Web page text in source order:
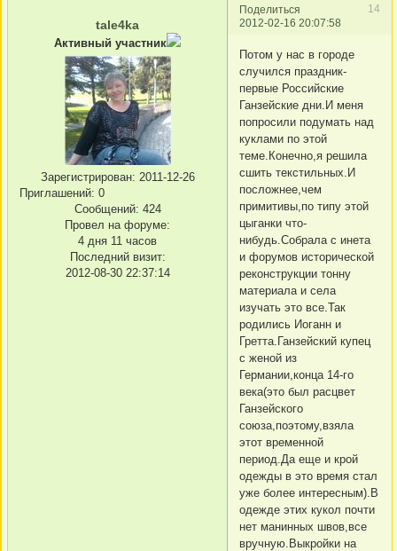
Поделиться
14
2012-02-16 20:07:58
tale4ka
Активный участник
Зарегистрирован: 2011-12-26
Приглашений: 0
Сообщений: 424
Провел на форуме:
4 дня 11 часов
Последний визит:
2012-08-30 22:37:14
Потом у нас в городе
случился праздник-
первые Российские
Ганзейские дни.И меня
попросили подумать над
куклами по этой
теме.Конечно,я решила
сшить текстильных.И
посложнее,чем
примитивы,по типу этой
цыганки что-
нибудь.Собрала с инета
и форумов исторической
реконструкции тонну
материала и села
изучать это все.Так
родились Иоганн и
Гретта.Ганзейский купец
с женой из
Германии,конца 14-го
века(это был расцвет
Ганзейского
союза,поэтому,взяла
этот временной
период.Да еще и крой
одежды в это время стал
уже более интересным).В
одежде этих кукол почти
нет манинных швов,все
вручную.Выкройки на